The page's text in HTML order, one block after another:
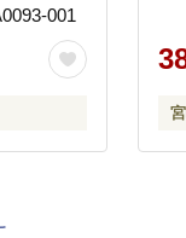
001